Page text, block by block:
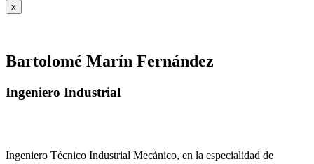
x
Bartolomé Marín Fernández
Ingeniero Industrial
Ingeniero Técnico Industrial Mecánico, en la especialidad de